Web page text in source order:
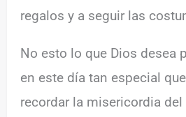
regalos y a seguir las
No esto lo que Dios desea
en este día tan especial
recordar la misericordia del